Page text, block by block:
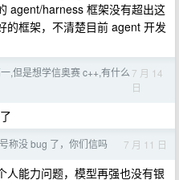
agent/harness 框架没有超出这
的框架，不清楚目前 agent 开发
,但是想学信奥赛 c++,有什么 7 月 14
日
称没 bug 了，你们信吗 7 月 11 日
人能力问题，模型再强也没有银